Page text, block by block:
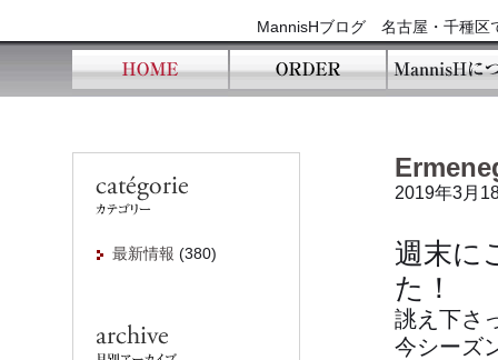
MannisHブログ 名古屋・千種区
2019年3月
週末に
た！
誂え下さ
今シーズ
最新情報 (380)